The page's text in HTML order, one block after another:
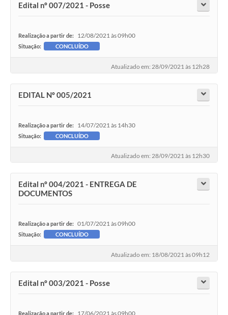
Edital nº 007/2021 - Posse
Realização a partir de: 12/08/2021 às 09h00
Situação: CONCLUÍDO
Atualizado em: 28/09/2021 às 12h28
EDITAL Nº 005/2021
Realização a partir de: 14/07/2021 às 14h30
Situação: CONCLUÍDO
Atualizado em: 28/09/2021 às 12h30
Edital nº 004/2021 - ENTREGA DE
DOCUMENTOS
Realização a partir de: 01/07/2021 às 09h00
Situação: CONCLUÍDO
Atualizado em: 18/08/2021 às 09h12
Edital nº 003/2021 - Posse
Realização a partir de: 17/06/2021 às 09h00